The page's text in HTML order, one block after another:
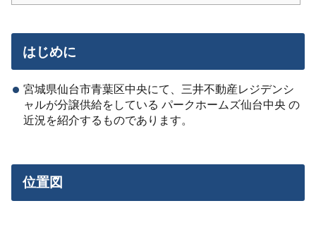
はじめに
宮城県仙台市青葉区中央にて、三井不動産レジデンシ
ャルが分譲供給をしている パークホームズ仙台中央 の
近況を紹介するものであります。
位置図